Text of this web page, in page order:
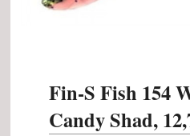
Fin-S Fish 154
Candy Shad,